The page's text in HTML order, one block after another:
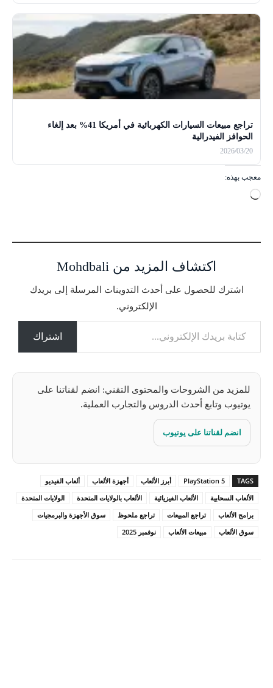
تراجع مبيعات السيارات الكهربائية في أمريكا 41% بعد إلغاء
الحوافز الفيدرالية
2026/03/20
معجب بهذه:
ج
ي
ل
اكتشاف المزيد من Mohdbali
اشترك للحصول على أحدث التدوينات المرسلة إلى بريدك
الإلكتروني.
كتابة بريدك الإلكتروني...
اشتراك
للمزيد من الشروحات والمحتوى التقني: انضم لقناتنا على
يوتيوب وتابع أحدث الدروس والتجارب العملية.
انضم لقناتنا على يوتيوب
TAGS
PlayStation 5 أبرز الألعاب أجهزة الألعاب
ألعاب الفيديو
الألعاب السحابية
الألعاب الفيزيائية الألعاب بالولايات المتحدة
الولايات المتحدة
برامج الألعاب
تراجع المبيعات تراجع ملحوظ
سوق الأجهزة والبرمجيات
سوق الألعاب
مبيعات الألعاب نوفمبر 2025